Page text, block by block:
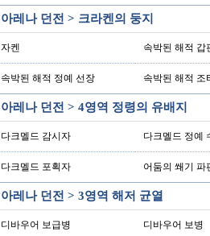
아레나 던전 > 크라켄의 둥지
자켄 속박된 해적 갑
속박된 해적 정예 선장 속박된 해적 조
아레나 던전 > 4영역 정령의 유배지
다크멜드 감시자 다크멜드 정예
다크멜드 포획자 어둠의 쐐기 파
아레나 던전 > 3영역 해저 균열
디바우어 보급병 디바우어 보병